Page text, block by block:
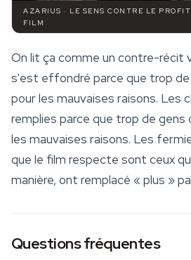
AZARIUS · LE SENS CONTRE LE
FILM
On lit ça comme un contre-récit
s'est effondré parce que trop
pour les mauvaises raisons. Les
remplies parce que trop de
les mauvaises raisons. Les
que le film respecte sont ceux
manière, ont remplacé « plus »
Questions fréquentes